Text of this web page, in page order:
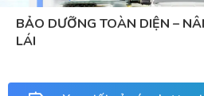
BẢO DƯỠNG TOÀN DIỆN –
LÁI